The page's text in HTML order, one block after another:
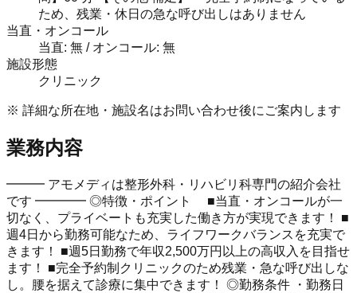
ため、残業・休日の急な呼び出しはありません
当直・オンコール
当直: 無 / オンコール: 無
施設形態
クリニック
※ 詳細な所在地・施設名はお問い合わせ後にご案内します
業務内容
━━━ アモメディは整形外科・リハビリ科専門の紹介会社
です ━━━━ ◎特徴・ポイント ■当直・オンコールが一
切なく、プライベートも充実した働き方が実現できます！ ■
週4日から勤務可能なため、ライフワークバランスを充実で
きます！ ■週5日勤務で年収2,500万円以上の高収入を目指せ
ます！ ■完全予約制クリニックのため残業・急な呼び出しな
し。腰を据えて診療に集中できます！ ◎勤務条件 ・勤務日